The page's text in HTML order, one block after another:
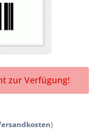
zur Verfügung!
)